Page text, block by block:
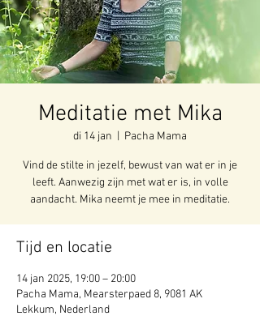
Meditatie met Mika
di 14 jan Pacha Mama
Vind de stilte in jezelf, bewust van wat er in je
leeft. Aanwezig zijn met wat er is, in volle
aandacht. Mika neemt je mee in meditatie.
Tijd en locatie
14 jan 2025, 19:00 – 20:00
Pacha Mama, Mearsterpaed 8, 9081 AK
Lekkum, Nederland